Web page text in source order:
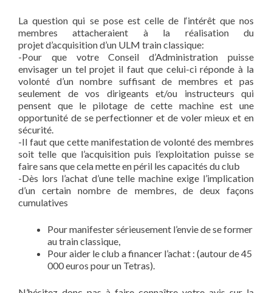
La question qui se pose est celle de l‘intérêt que nos
membres attacheraient à la réalisation du
projet d’acquisition d’un ULM train classique:
-Pour que votre Conseil d’Administration puisse
envisager un tel projet il faut que celui-ci réponde à la
volonté d’un nombre suffisant de membres et pas
seulement de vos dirigeants et/ou instructeurs qui
pensent que le pilotage de cette machine est une
opportunité de se perfectionner et de voler mieux et en
sécurité.
-Il faut que cette manifestation de volonté des membres
soit telle que l’acquisition puis l’exploitation puisse se
faire sans que cela mette en péril les capacités du club
-Dès lors l’achat d’une telle machine exige l’implication
d’un certain nombre de membres, de deux façons
cumulatives
Pour manifester sérieusement l’envie de se former
au train classique,
Pour aider le club a financer l’achat : (autour de 45
000 euros pour un Tetras).